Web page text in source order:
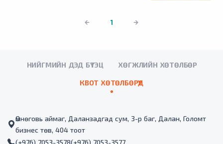
1
НИЙГМИЙН ДЭД БҮТЭЦ ХӨГЖЛИЙН ХӨТӨЛБӨР
КВОТ ХӨТӨЛБӨРҮҮД
Өмнөговь аймаг, Даланзадгад сум, 3-р баг, Далан, Голомт
бизнес төв, 404 тоот
(+976) 7053-3578(+976) 7053-3577